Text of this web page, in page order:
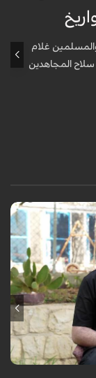
غلام
المجاهدين
وطأة الحرب،
والدمار، فنرى